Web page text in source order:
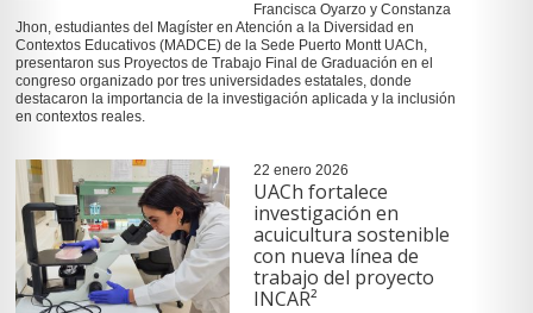
Francisca Oyarzo y Constanza
Jhon, estudiantes del Magíster en Atención a la Diversidad en
Contextos Educativos (MADCE) de la Sede Puerto Montt UACh,
presentaron sus Proyectos de Trabajo Final de Graduación en el
congreso organizado por tres universidades estatales, donde
destacaron la importancia de la investigación aplicada y la inclusión
en contextos reales.
22 enero 2026
UACh fortalece
investigación en
acuicultura sostenible
con nueva línea de
trabajo del proyecto
INCAR²